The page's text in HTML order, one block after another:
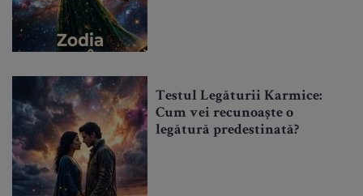
Testul Legăturii Karmice:
Cum vei recunoaște o
legătură predestinată?